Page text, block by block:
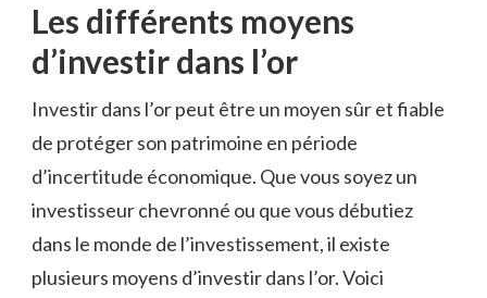
Les différents moyens
‍d’investir ‍dans l’or
Investir ‍dans l’or peut⁤ être un moyen sûr et fiable
de protéger son patrimoine en période
d’incertitude économique. Que vous soyez ⁢un
investisseur​ chevronné ou que vous ⁤débutiez
dans le monde de l’investissement, il existe
plusieurs moyens d’investir dans ‌l’or. Voici